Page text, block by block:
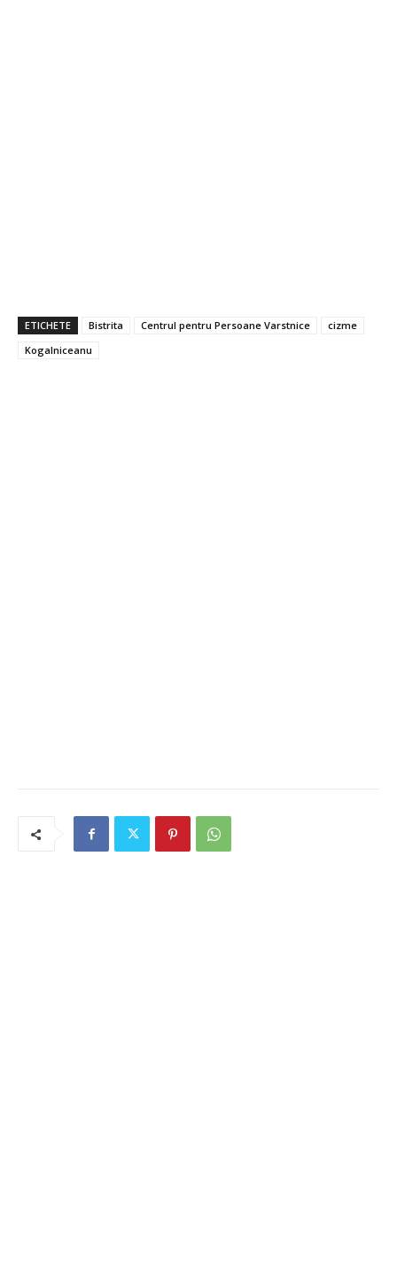
ETICHETE Bistrita Centrul pentru Persoane Varstnice
cizme
Kogalniceanu